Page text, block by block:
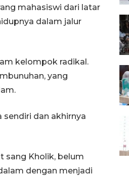
mahasiswi dari latar
dalam jalur
kelompok radikal.
yang
dan akhirnya
sang Kholik, belum
dengan menjadi